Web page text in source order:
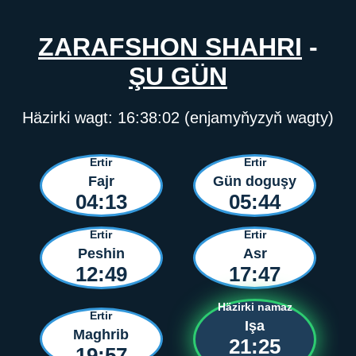
ZARAFSHON SHAHRI -
ŞU GÜN
Häzirki wagt: 16:38:02 (enjamyňyzyň wagty)
Ertir
Fajr
04:13
Ertir
Gün doguşy
05:44
Ertir
Peshin
12:49
Ertir
Asr
17:47
Ertir
Maghrib
Häzirki namaz
Işa
21:25